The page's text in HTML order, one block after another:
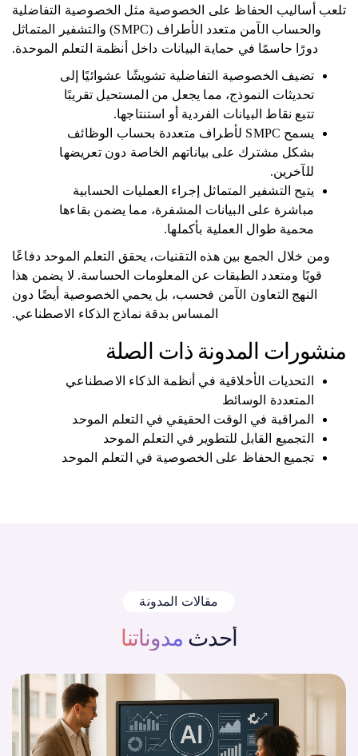
تلعب أساليب الحفاظ على الخصوصية مثل الخصوصية التفاضلية
والحساب الآمن متعدد الأطراف (SMPC) والتشفير المتماثل
دورًا حاسمًا في حماية البيانات داخل أنظمة التعلم الموحدة.
تضيف الخصوصية التفاضلية تشويشًا عشوائيًا إلى
تحديثات النموذج، مما يجعل من المستحيل تقريبًا
تتبع نقاط البيانات الفردية أو استنتاجها.
يسمح SMPC لأطراف متعددة بحساب الوظائف
بشكل مشترك على بياناتهم الخاصة دون تعريضها
للآخرين.
يتيح التشفير المتماثل إجراء العمليات الحسابية
مباشرة على البيانات المشفرة، مما يضمن بقاءها
محمية طوال العملية بأكملها.
ومن خلال الجمع بين هذه التقنيات، يحقق التعلم الموحد دفاعًا
قويًا ومتعدد الطبقات عن المعلومات الحساسة. لا يضمن هذا
النهج التعاون الآمن فحسب، بل يحمي الخصوصية أيضًا دون
المساس بدقة نماذج الذكاء الاصطناعي.
منشورات المدونة ذات الصلة
التحديات الأخلاقية في أنظمة الذكاء الاصطناعي
المتعددة الوسائط
المراقبة في الوقت الحقيقي في التعلم الموحد
التجميع القابل للتطوير في التعلم الموحد
تجميع الحفاظ على الخصوصية في التعلم الموحد
مقالات المدونة
أحدث مدوناتنا